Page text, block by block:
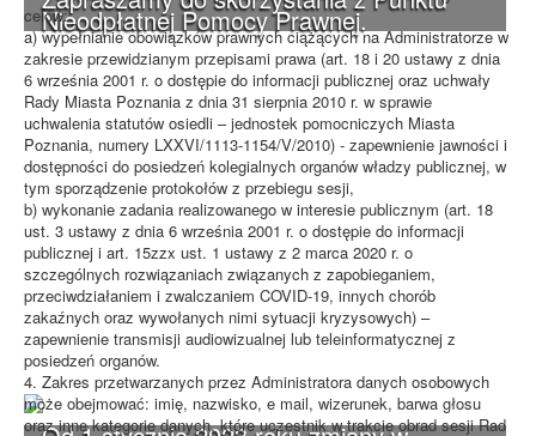
Nieodpłatnej Pomocy Prawnej.
celów:
a) wypełnianie obowiązków prawnych ciążących na Administratorze w
zakresie przewidzianym przepisami prawa (art. 18 i 20 ustawy z dnia
6 września 2001 r. o dostępie do informacji publicznej oraz uchwały
Rady Miasta Poznania z dnia 31 sierpnia 2010 r. w sprawie
uchwalenia statutów osiedli – jednostek pomocniczych Miasta
Poznania, numery LXXVI/1113-1154/V/2010) - zapewnienie jawności i
dostępności do posiedzeń kolegialnych organów władzy publicznej, w
tym sporządzenie protokołów z przebiegu sesji,
b) wykonanie zadania realizowanego w interesie publicznym (art. 18
ust. 3 ustawy z dnia 6 września 2001 r. o dostępie do informacji
publicznej i art. 15zzx ust. 1 ustawy z 2 marca 2020 r. o
szczególnych rozwiązaniach związanych z zapobieganiem,
przeciwdziałaniem i zwalczaniem COVID-19, innych chorób
zakaźnych oraz wywołanych nimi sytuacji kryzysowych) –
zapewnienie transmisji audiowizualnej lub teleinformatycznej z
posiedzeń organów.
4. Zakres przetwarzanych przez Administratora danych osobowych
może obejmować: imię, nazwisko, e mail, wizerunek, barwa głosu
oraz inne kategorie danych, które uczestnik w trakcie obrad sesji Rad